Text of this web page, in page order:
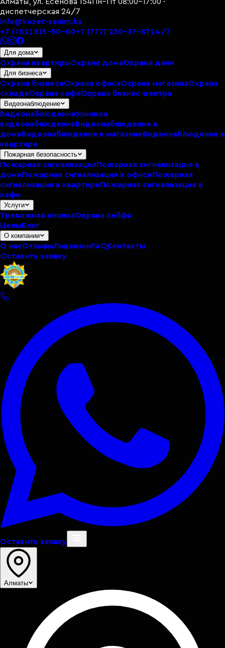
диспетчерская 24/7
info@kuzet-senim.kz
+7 (702) 515-50-00+7 (777) 230-37-8724/7
Для дома
Охрана квартирыОхрана домаОхрана дачи
Для бизнеса
Охрана бизнесаОхрана офисаОхрана магазинаОхрана
складаОхрана кафеОхрана бизнес-центра
Видеонаблюдение
ВидеонаблюдениеУличное
видеонаблюдениеВидеонаблюдение в
домеВидеонаблюдение в магазинеВидеонаблюдение в
квартире
Пожарная безопасность
Пожарная сигнализацияПожарная сигнализация в
домеПожарная сигнализация в офисеПожарная
сигнализация в квартиреПожарная сигнализация в
кафе
Услуги
Тревожная кнопкаОхрана сейфа
ЦеныБлог
О компании
О насОтзывыЛицензииFAQКонтакты
Оставить заявку
Оставить заявку
Алматы